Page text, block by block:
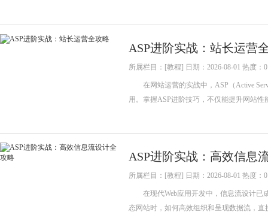
ASP进阶实战：站长运营
所属栏目：[教程] 日期：2026-08-01 热度：0
在网站运营的实战中，ASP（Active
用。掌握ASP进阶技巧，不仅能提升网站
ASP进阶实战：高效信息
所属栏目：[教程] 日期：2026-08-01 热度：0
在现代Web应用开发中，信息流设计已成
态网站时，如何高效组织和呈现数据流，